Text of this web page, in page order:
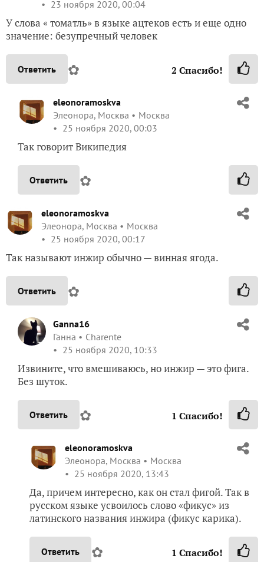
23 ноября 2020, 00:04
У слова « томатль» в языке ацтеков есть и еще одно
значение: безупречный человек
Ответить ✿ 2 Спасибо!
eleonoramoskva
Элеонора, Москва
Москва
25 ноября 2020, 00:03
Так говорит Википедия
Ответить ✿
eleonoramoskva
Элеонора, Москва
Москва
25 ноября 2020, 00:17
Так называют инжир обычно — винная ягода.
Ответить ✿
Ganna16
Ганна
Charente
25 ноября 2020, 10:33
Извините, что вмешиваюсь, но инжир — это фига.
Без шуток.
Ответить ✿ 1 Спасибо!
eleonoramoskva
Элеонора, Москва
Москва
25 ноября 2020, 13:43
Да, причем интересно, как он стал фигой. Так в
русском языке усвоилось слово «фикус» из
латинского названия инжира (фикус карика).
Ответить ✿ 1 Спасибо!